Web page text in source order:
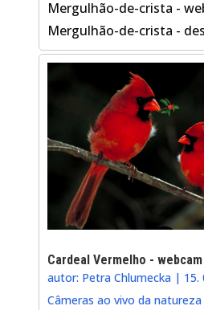
Mergulhão-de-crista -
Mergulhão-de-crista -
Cardeal Vermelho - webcam
autor: Petra Chlumecka | 15.
Câmeras ao vivo da natureza